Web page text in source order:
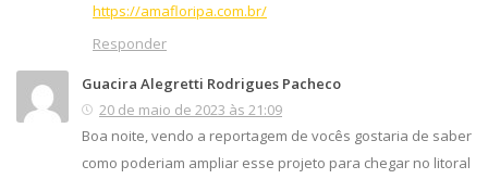
https://amafloripa.com.br/
Responder
Guacira Alegretti Rodrigues Pacheco
20 de maio de 2023 às 21:09
Boa noite, vendo a reportagem de vocês gostaria de saber
como poderiam ampliar esse projeto para chegar no litoral